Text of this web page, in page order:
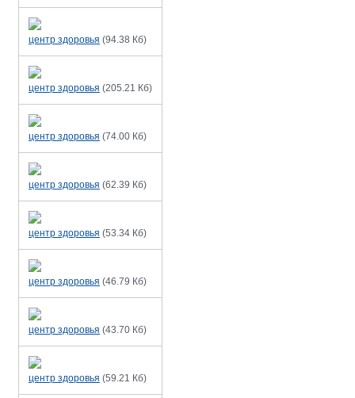
центр здоровья (94.38 Кб)
центр здоровья (205.21 Кб)
центр здоровья (74.00 Кб)
центр здоровья (62.39 Кб)
центр здоровья (53.34 Кб)
центр здоровья (46.79 Кб)
центр здоровья (43.70 Кб)
центр здоровья (59.21 Кб)